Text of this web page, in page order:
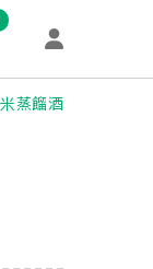
蒸餾酒